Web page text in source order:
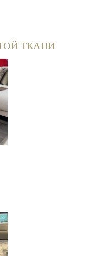
ТКАНИ